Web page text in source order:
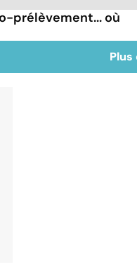
prélèvement... où